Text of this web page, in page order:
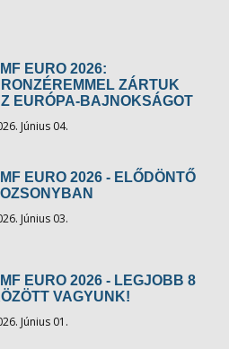
EURO 2026:
ZÁRTUK
EURÓPA-BAJNOKSÁGOT
Június 04.
EURO 2026 - ELŐDÖNTŐ
Június 03.
EURO 2026 - LEGJOBB 8
VAGYUNK!
Június 01.